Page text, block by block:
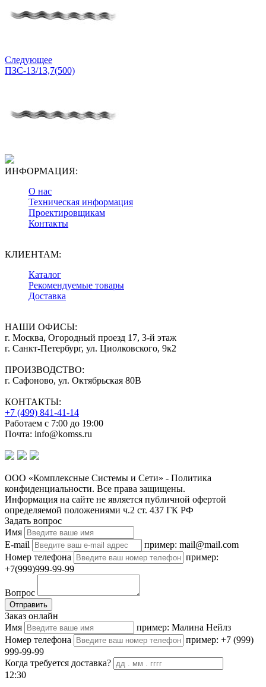
Следующее
ПЗС-13/13,7(500)
ИНФОРМАЦИЯ:
О нас
Техническая информация
Проектировщикам
Контакты
КЛИЕНТАМ:
Каталог
Рекомендуемые товары
Доставка
НАШИ ОФИСЫ:
г. Москва, Огородный проезд 17, 3-й этаж
г. Санкт-Петербург, ул. Циолковского, 9к2
ПРОИЗВОДСТВО:
г. Сафоново, ул. Октябрьская 80В
КОНТАКТЫ:
+7 (499) 841-41-14
Работаем с 7:00 до 19:00
Почта: info@komss.ru
ООО «Комплексные Системы и Сети» - Политика
конфиденциальности. Все права защищены.
Информация на сайте не является публичной офертой
определяемой положениями ч.2 ст. 437 ГК РФ
Задать вопрос
Имя
E-mail
пример: mail@mail.com
Номер телефона
пример:
+7(999)999-99-99
Вопрос
Отправить
Заказ онлайн
Имя
пример: Малина Нейлз
Номер телефона
пример: +7 (999)
999-99-99
Когда требуется доставка?
12:30